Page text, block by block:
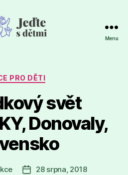
Menu
Rubriky
PRO DĚTI
svět
Donovaly,
Datum
28 srpna, 2018